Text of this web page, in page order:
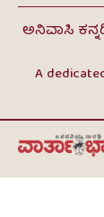
ಅನಿವಾಸಿ
A